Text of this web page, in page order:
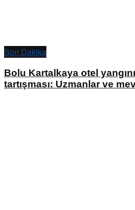
Son Dakika
Bolu Kartalkaya otel
tartışması: Uzmanlar ve